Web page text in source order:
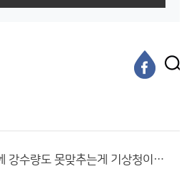
12시간 내에 강수량도 못맞추는게 기상청이에요..?